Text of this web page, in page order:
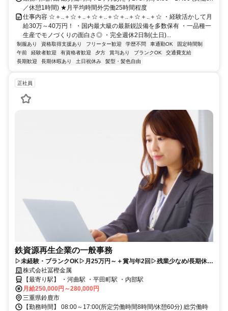
／休憩1時間) ★月平均時間外労働25時間程度
仕事内容 ☆＋..＋☆＋..＋☆＋..＋☆＋..＋☆＋..＋☆ ・経験活かして月
給30万～40万円！ ・国内最大級の最新鋭設備を多数保有 ・一品種一
生産でモノづくりの面白さ◎ ・完全週休2日制(土日)...
制服あり 資格取得支援あり フリーター歓迎 学歴不問 車通勤OK
固定時間制
午前
経験者歓迎 有資格者歓迎 夕方 賞与あり ブランクOK
交通費支給
長期歓迎
長期休暇あり 土日祝休み 髪型・髪色自由
正社員
鉄資源再生企業の一般事務
▷未経験・ブランクOK▷月25万円～＋賞与年2回▷残業少なめ/長期休暇
あり株式会社冨樫金属
【最寄り駅】 ・河曲駅 ・平田町駅 ・内部駅
月給250,000円～280,000円
三重県鈴鹿市
【勤務時間】 08:00～17:00(所定労働時間8時間/休憩60分) 総労働時